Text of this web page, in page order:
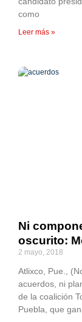
como
Leer más »
Ni
oscurito:
2 mayo, 2018
Atlixco, Pue.,
acuerdos, ni
de la coalición
Puebla, que